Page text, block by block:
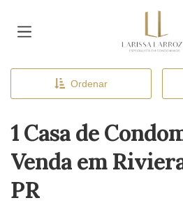
Ordenar
1 Casa de
Venda em
PR